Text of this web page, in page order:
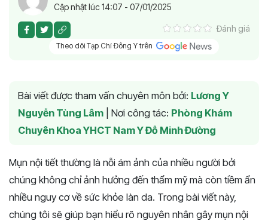
Cập nhật lúc 14:07 - 07/01/2025
Đánh giá
Theo dõi Tạp Chí Đông Y trên
Bài viết được tham vấn chuyên môn bởi: Lương Y
Nguyễn Tùng Lâm
Nơi công tác: Phòng Khám
Chuyên Khoa YHCT Nam Y Đỗ Minh Đường
Mụn nội tiết thường là nỗi ám ảnh của nhiều người bởi
chúng không chỉ ảnh hưởng đến thẩm mỹ mà còn tiềm ẩn
nhiều nguy cơ về sức khỏe làn da. Trong bài viết này,
chúng tôi sẽ giúp bạn hiểu rõ nguyên nhân gây mụn nội